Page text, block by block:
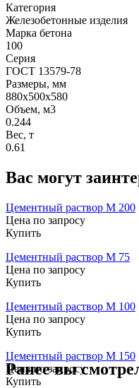
Категория
Железобетонные изделия
Марка бетона
100
Серия
ГОСТ 13579-78
Размеры, мм
880х500х580
Объем, м3
0.244
Вес, т
0.61
Вас могут
Цементный раствор М 200
Цена по запросу
Купить
Цементный раствор М 75
Цена по запросу
Купить
Цементный раствор М 100
Цена по запросу
Купить
Цементный раствор М 150
Цена по запросу
Купить
Ранее вы